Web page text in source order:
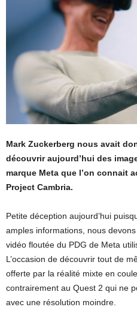
Mark Zuckerberg nous avait
découvrir aujourd’hui des
marque Meta que l’on connait
Project Cambria.
Petite déception aujourd’hui
amples informations, nous
vidéo floutée du PDG de Meta
L’occasion de découvrir tout de
offerte par la réalité mixte en
contrairement au Quest 2 qui ne
avec une résolution moindre.